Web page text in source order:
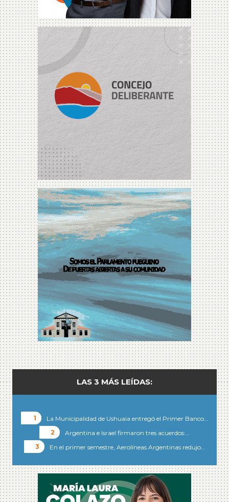
LAS 3 MÁS LEÍDAS:
La Municipalidad de Ushuaia entregó el Primer Banco…
Argentina e Israel firmaron tres acuerdos:…
En el primer semestre, Aerolíneas Argentinas redujo…